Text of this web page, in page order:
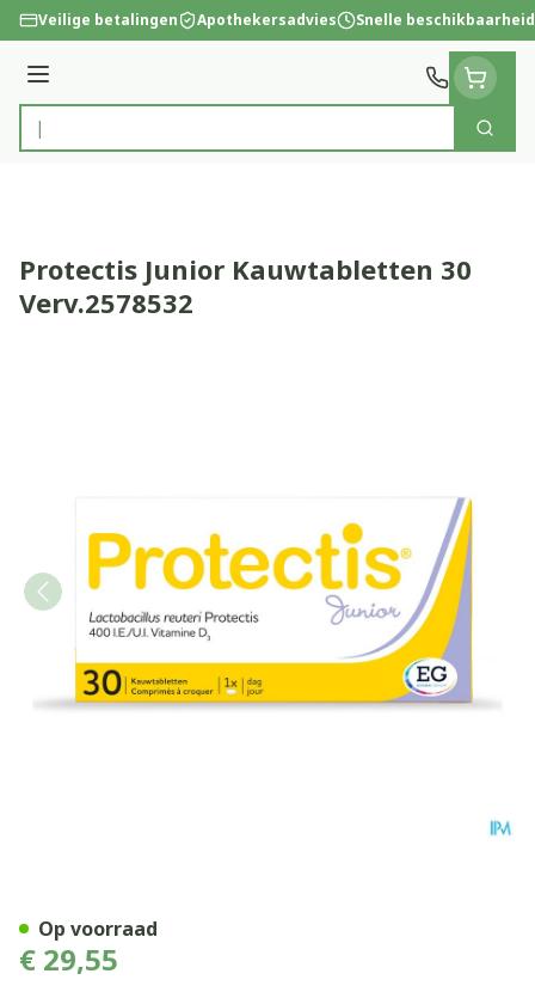
Ga naar de inhoud
Veilige betalingen Apothekersadvies Snelle beschikbaarheid
Menu
Product, merk, categorie...
Zoek
Protectis Junior Kauwtabletten 30
Verv.2578532
€ 29,55
Op voorraad